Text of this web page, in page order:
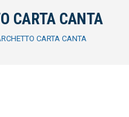
CARTA CANTA
CARTA CANTA